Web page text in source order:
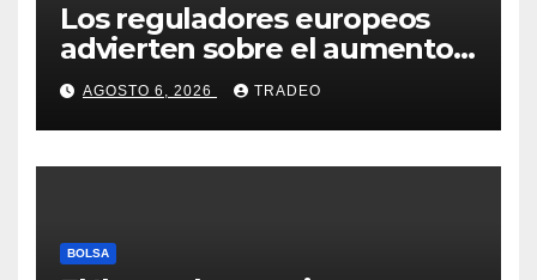
Los reguladores europeos
advierten sobre el aumento
del fraude con criptos tras la
llegada de MiCA
AGOSTO 6, 2026 TRADEO
BOLSA